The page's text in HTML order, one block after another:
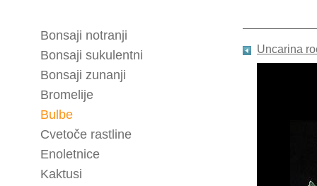
Bonsaji notranji
Bonsaji sukulentni
Bonsaji zunanji
Bromelije
Bulbe
Cvetoče rastline
Enoletnice
Kaktusi
Uncarina